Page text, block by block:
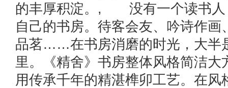
的丰厚积淀。, 没有一个读书人
自己的书房。待客会友、吟诗作画
品茗……在书房消磨的时光，大半
里。《精舍》书房整体风格简洁大
用传承千年的精湛榫卯工艺。在风